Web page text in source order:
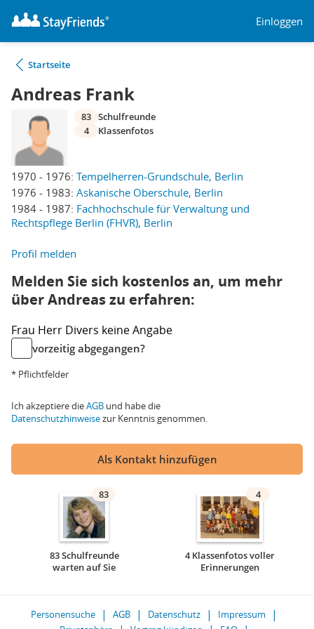
Einloggen
Startseite
Andreas Frank
1970 - 1976: Tempelherren-Grundschule, Berlin
1976 - 1983: Askanische Oberschule, Berlin
1984 - 1987: Fachhochschule für Verwaltung und
Rechtspflege Berlin (FHVR), Berlin
83 Schulfreunde
4
Klassenfotos
Profil melden
Melden Sie sich kostenlos an, um mehr
über Andreas zu erfahren:
Frau Herr Divers keine Angabe
vorzeitig abgegangen?
* Pflichtfelder
Ich akzeptiere dieAGB und habe die
Datenschutzhinweisezur Kenntnis genommen.
Als Kontakt hinzufügen
83
83 Schulfreunde
warten auf Sie
4
4 Klassenfotos voller
Erinnerungen
Personensuche AGB Datenschutz
Impressum